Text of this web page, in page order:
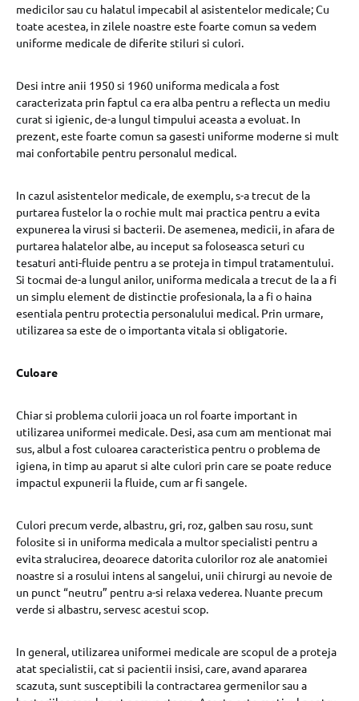
medicilor sau cu halatul impecabil al asistentelor medicale; Cu
toate acestea, in zilele noastre este foarte comun sa vedem
uniforme medicale de diferite stiluri si culori.
Desi intre anii 1950 si 1960 uniforma medicala a fost
caracterizata prin faptul ca era alba pentru a reflecta un mediu
curat si igienic, de-a lungul timpului aceasta a evoluat. In
prezent, este foarte comun sa gasesti uniforme moderne si mult
mai confortabile pentru personalul medical.
In cazul asistentelor medicale, de exemplu, s-a trecut de la
purtarea fustelor la o rochie mult mai practica pentru a evita
expunerea la virusi si bacterii. De asemenea, medicii, in afara de
purtarea halatelor albe, au inceput sa foloseasca seturi cu
tesaturi anti-fluide pentru a se proteja in timpul tratamentului.
Si tocmai de-a lungul anilor, uniforma medicala a trecut de la a fi
un simplu element de distinctie profesionala, la a fi o haina
esentiala pentru protectia personalului medical. Prin urmare,
utilizarea sa este de o importanta vitala si obligatorie.
Culoare
Chiar si problema culorii joaca un rol foarte important in
utilizarea uniformei medicale. Desi, asa cum am mentionat mai
sus, albul a fost culoarea caracteristica pentru o problema de
igiena, in timp au aparut si alte culori prin care se poate reduce
impactul expunerii la fluide, cum ar fi sangele.
Culori precum verde, albastru, gri, roz, galben sau rosu, sunt
folosite si in uniforma medicala a multor specialisti pentru a
evita stralucirea, deoarece datorita culorilor roz ale anatomiei
noastre si a rosului intens al sangelui, unii chirurgi au nevoie de
un punct “neutru” pentru a-si relaxa vederea. Nuante precum
verde si albastru, servesc acestui scop.
In general, utilizarea uniformei medicale are scopul de a proteja
atat specialistii, cat si pacientii insisi, care, avand apararea
scazuta, sunt susceptibili la contractarea germenilor sau a